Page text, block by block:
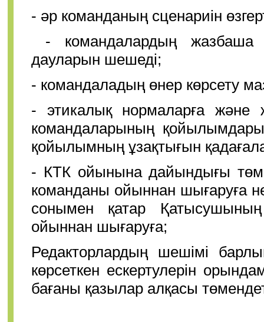
- әр команданың сценариін
- командалардың жазбаша
дауларын шешеді;
- командаладың өнер көрсету
- этикалық нормаларға және
командаларының
қойылымның ұзақтығын
- КТК ойынына дайындығы
команданы ойыннан шығаруға
сонымен қатар Қатысушының
ойыннан шығаруға;
Редакторлардың шешімі
көрсеткен ескертулерін
бағаны қазылар алқасы